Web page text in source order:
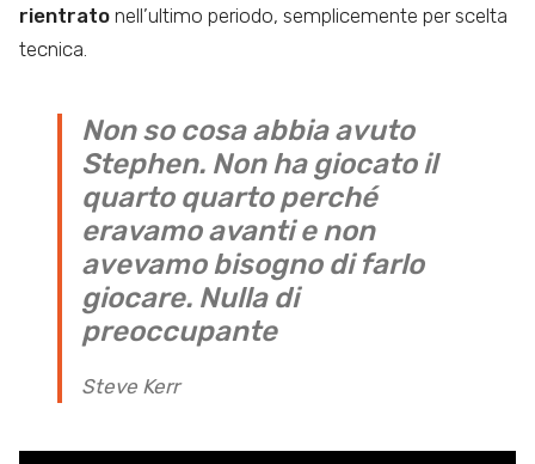
rientrato nell’ultimo periodo, semplicemente per scelta
tecnica.
Non so cosa abbia avuto
Stephen. Non ha giocato il
quarto quarto perché
eravamo avanti e non
avevamo bisogno di farlo
giocare. Nulla di
preoccupante
Steve Kerr